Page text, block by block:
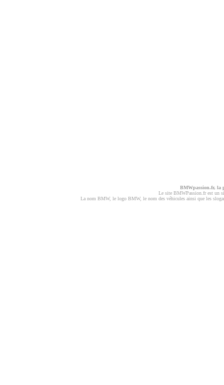
BMWpassion.fr, la
Le site BMWPassion.fr est un
La nom BMW, le logo BMW, le nom des véhicules ainsi que les